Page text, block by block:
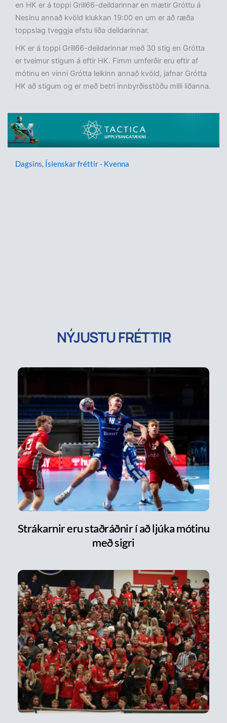
en HK er á toppi Grill66-deildarinnar en mætir Gróttu á
Nesinu annað kvöld klukkan 19:00 en um er að ræða
toppslag tveggja efstu liða deildarinnar.
HK er á toppi Grill66-deildarinnar með 30 stig en Grótta
er tveimur stigum á eftir HK. Fimm umferðir eru eftir af
mótinu en vinni Grótta leikinn annað kvöld, jafnar Grótta
HK að stigum og er með betri innbyrðisstöðu milli liðanna.
Dagsins, Íslenskar fréttir - Kvenna
NÝJUSTU FRÉTTIR
Strákarnir eru staðráðnir í að ljúka mótinu
með sigri